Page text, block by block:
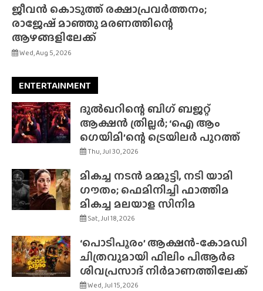
ജീവൻ കൊടുത്ത് രക്ഷാപ്രവർത്തനം;
രാജേഷ് മാഞ്ഞു മരണത്തിന്റെ
ആഴങ്ങളിലേക്ക്
Wed, Aug 5, 2026
ENTERTAINMENT
ദുൽഖറിന്റെ ബിഗ് ബജറ്റ്
ആക്ഷൻ ത്രില്ലർ; ‘ഐ ആം
ഗെയിമി’ന്റെ ട്രെയിലർ പുറത്ത്
Thu, Jul 30, 2026
മികച്ച നടൻ മമ്മൂട്ടി, നടി യാമി
ഗൗതം; ഫെമിനിച്ചി ഫാത്തിമ
മികച്ച മലയാള സിനിമ
Sat, Jul 18, 2026
‘പൊടിപൂരം’ ആക്ഷൻ-കോമഡി
ചിത്രവുമായി ഫിലിം പിആർഒ
ശിവപ്രസാദ് നിർമാണത്തിലേക്ക്
Wed, Jul 15, 2026